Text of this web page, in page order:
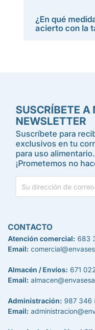
¿En qué
acierto con la
SUSCRÍBETE A
NEWSLETTER
Suscríbete para
exclusivos en tu
para uso alimentario.
¡Prometemos no
CONTACTO
Atención comercial: 683
Email:
Almacén / Envíos: 671
Email:
Administración: 987 346
Email: